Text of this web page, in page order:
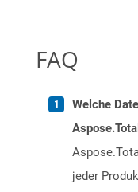
FAQ
Welche
jeder